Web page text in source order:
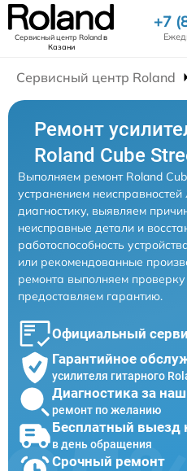
Сервисный центр Rolandв
Казани
+7
Сервисный центр Roland
Ремонт
Roland Cube
Выполняем ремонт Roland
устранением
диагностику, выявляем
неисправные детали и
работоспособность
или рекомендованные
ремонта выполняем
предоставляем гарантию.
Официальный
Гарантийное
усилителя гитарного
Диагностика за наш
ремонт по желанию
Бесплатный выезд
в день обращения
Срочный ремонт